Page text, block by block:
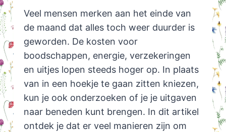
Veel mensen merken aan het einde van
de maand dat alles toch weer duurder is
geworden. De kosten voor
boodschappen, energie, verzekeringen
en uitjes lopen steeds hoger op. In plaats
van in een hoekje te gaan zitten kniezen,
kun je ook onderzoeken of je je uitgaven
naar beneden kunt brengen. In dit artikel
ontdek je dat er veel manieren zijn om